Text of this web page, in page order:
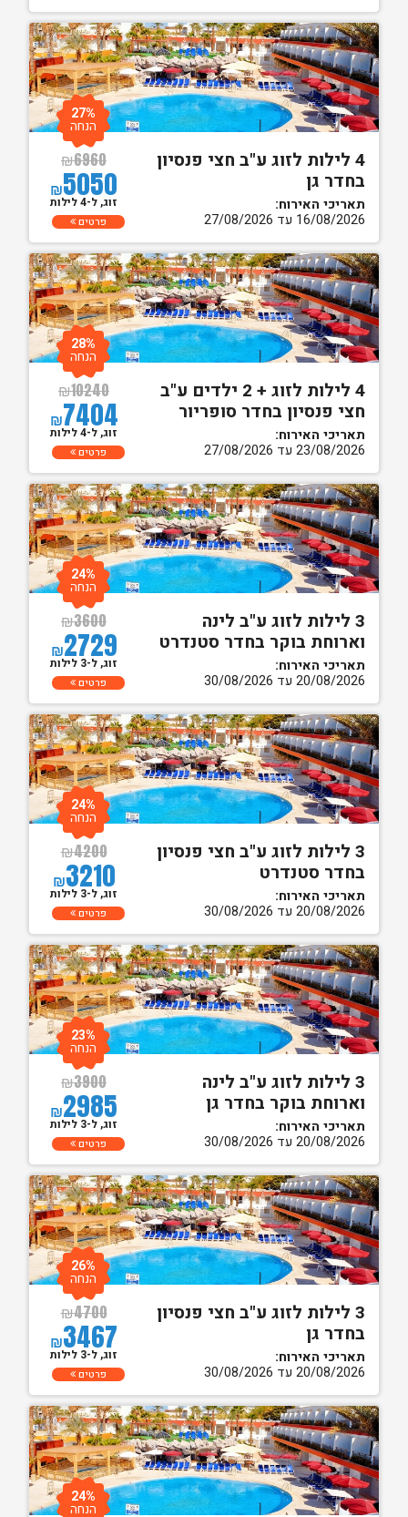
4 לילות לזוג ע"ב חצי פנסיון
בחדר גן
תאריכי האירוח:
16/08/2026 עד 27/08/2026
₪6960
₪5050
27%
הנחה
זוג, ל-4 לילות
פרטים
4 לילות לזוג + 2 ילדים ע"ב
חצי פנסיון בחדר סופריור
תאריכי האירוח:
23/08/2026 עד 27/08/2026
₪10240
₪7404
28%
הנחה
זוג, ל-4 לילות
פרטים
3 לילות לזוג ע"ב לינה
וארוחת בוקר בחדר סטנדרט
תאריכי האירוח:
20/08/2026 עד 30/08/2026
₪3600
₪2729
24%
הנחה
זוג, ל-3 לילות
פרטים
3 לילות לזוג ע"ב חצי פנסיון
בחדר סטנדרט
תאריכי האירוח:
20/08/2026 עד 30/08/2026
₪4200
₪3210
24%
הנחה
זוג, ל-3 לילות
פרטים
3 לילות לזוג ע"ב לינה
וארוחת בוקר בחדר גן
תאריכי האירוח:
20/08/2026 עד 30/08/2026
₪3900
₪2985
23%
הנחה
זוג, ל-3 לילות
פרטים
3 לילות לזוג ע"ב חצי פנסיון
בחדר גן
תאריכי האירוח:
20/08/2026 עד 30/08/2026
₪4700
₪3467
26%
הנחה
זוג, ל-3 לילות
פרטים
24%
הנחה